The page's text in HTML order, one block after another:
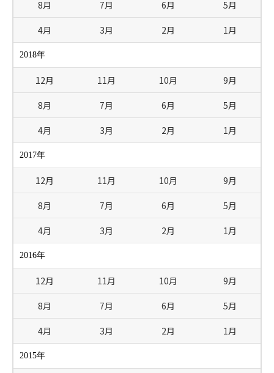
8月 7月 6月 5月
4月 3月 2月 1月
2018年
12月 11月 10月 9月
8月 7月 6月 5月
4月 3月 2月 1月
2017年
12月 11月 10月 9月
8月 7月 6月 5月
4月 3月 2月 1月
2016年
12月 11月 10月 9月
8月 7月 6月 5月
4月 3月 2月 1月
2015年